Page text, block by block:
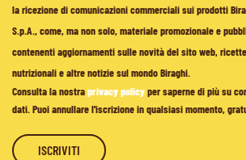
la ricezione di comunicazioni commerciali sui prodotti
S.p.A., come, ma non solo, materiale promozionale e
contenenti aggiornamenti sulle novità del sito web,
nutrizionali e altre notizie sul mondo Biraghi.
Consulta la nostraprivacy policyper saperne di più su
dati. Puoi annullare l'iscrizione in qualsiasi momento,